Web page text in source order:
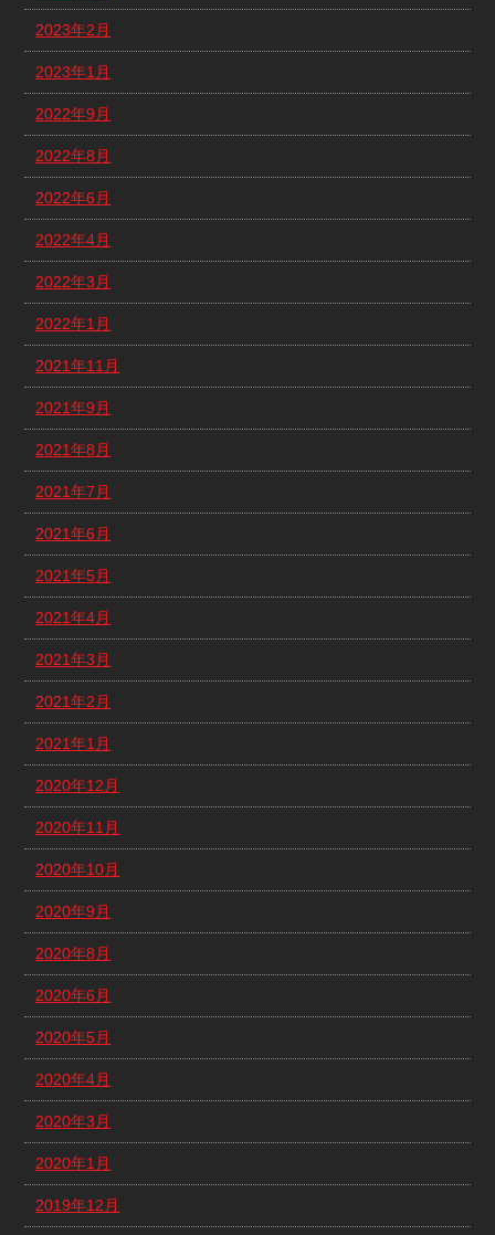
2023年2月
2023年1月
2022年9月
2022年8月
2022年6月
2022年4月
2022年3月
2022年1月
2021年11月
2021年9月
2021年8月
2021年7月
2021年6月
2021年5月
2021年4月
2021年3月
2021年2月
2021年1月
2020年12月
2020年11月
2020年10月
2020年9月
2020年8月
2020年6月
2020年5月
2020年4月
2020年3月
2020年1月
2019年12月